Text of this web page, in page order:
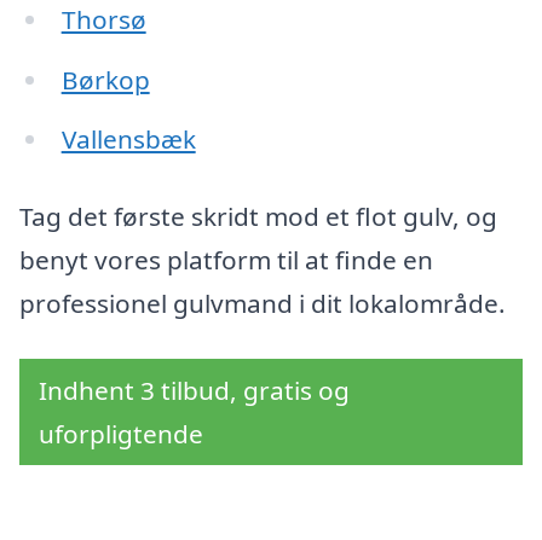
Thorsø
Børkop
Vallensbæk
Tag det første skridt mod et flot gulv, og
benyt vores platform til at finde en
professionel gulvmand i dit lokalområde.
Indhent 3 tilbud, gratis og
uforpligtende